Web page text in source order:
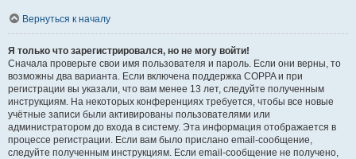
Вернуться к началу
Я только что зарегистрировался, но не могу войти!
Сначала проверьте свои имя пользователя и пароль. Если они верны, то
возможны два варианта. Если включена поддержка COPPA и при
регистрации вы указали, что вам менее 13 лет, следуйте полученным
инструкциям. На некоторых конференциях требуется, чтобы все новые
учётные записи были активированы пользователями или
администратором до входа в систему. Эта информация отображается в
процессе регистрации. Если вам было прислано email-сообщение,
следуйте полученным инструкциям. Если email-сообщение не получено,